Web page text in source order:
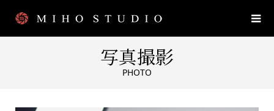
写真撮影
PHOTO